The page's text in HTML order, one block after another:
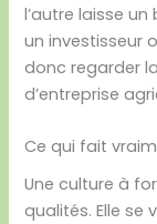
l’autre laisse
un investisseur
donc regarder
d’entreprise
Ce qui fait
Une culture à
qualités. Elle se